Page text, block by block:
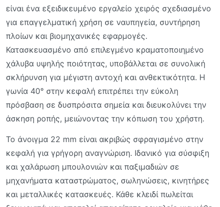
είναι ένα εξειδικευμένο εργαλείο χειρός σχεδιασμένο
για επαγγελματική χρήση σε ναυπηγεία, συντήρηση
πλοίων και βιομηχανικές εφαρμογές.
Κατασκευασμένο από επιλεγμένο κραματοποιημένο
χάλυβα υψηλής ποιότητας, υποβάλλεται σε συνολική
σκλήρυνση για μέγιστη αντοχή και ανθεκτικότητα. Η
γωνία 40° στην κεφαλή επιτρέπει την εύκολη
πρόσβαση σε δυσπρόσιτα σημεία και διευκολύνει την
άσκηση ροπής, μειώνοντας την κόπωση του χρήστη.
Το άνοιγμα 22 mm είναι ακριβώς σφραγισμένο στην
κεφαλή για γρήγορη αναγνώριση. Ιδανικό για σύσφιξη
και χαλάρωση μπουλονιών και παξιμαδιών σε
μηχανήματα καταστρώματος, σωληνώσεις, κινητήρες
και μεταλλικές κατασκευές. Κάθε κλειδί πωλείται